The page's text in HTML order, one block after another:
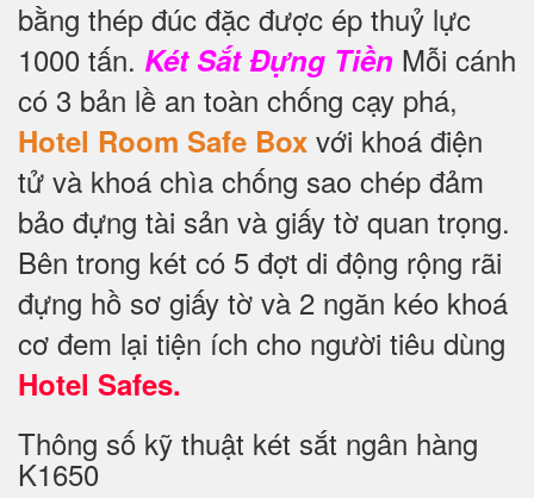
bằng thép đúc đặc được ép thuỷ lực
1000 tấn. Két Sắt Đựng Tiền Mỗi cánh
có 3 bản lề an toàn chống cạy phá,
Hotel Room Safe Box với khoá điện
tử và khoá chìa chống sao chép đảm
bảo đựng tài sản và giấy tờ quan trọng.
Bên trong két có 5 đợt di động rộng rãi
đựng hồ sơ giấy tờ và 2 ngăn kéo khoá
cơ đem lại tiện ích cho người tiêu dùng
Hotel Safes.
Thông số kỹ thuật két sắt ngân hàng
K1650